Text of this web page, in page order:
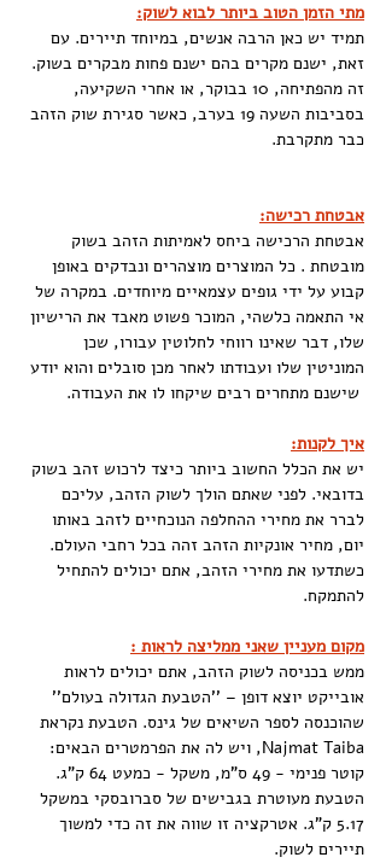
מתי הזמן הטוב ביותר לבוא לשוק:
תמיד יש כאן הרבה אנשים, במיוחד תיירים. עם
זאת, ישנם מקרים בהם ישנם פחות מבקרים בשוק.
זה מהפתיחה, 10 בבוקר, או אחרי השקיעה,
בסביבות השעה 19 בערב, כאשר סגירת שוק הזהב
כבר מתקרבת.
אבטחת רכישה:
אבטחת הרכישה ביחס לאמיתות הזהב בשוק
מובטחת . כל המוצרים מוצהרים ונבדקים באופן
קבוע על ידי גופים עצמאיים מיוחדים. במקרה של
אי התאמה כלשהי, המוכר פשוט מאבד את הרישיון
שלו, דבר שאינו רווחי לחלוטין עבורו, שכן
המוניטין שלו ועבודתו לאחר מכן סובלים והוא יודע
שישנם מתחרים רבים שיקחו לו את העבודה.
איך לקנות:
יש את הכלל החשוב ביותר כיצד לרכוש זהב בשוק
בדובאי. לפני שאתם הולך לשוק הזהב, עליכם
לברר את מחירי ההחלפה הנוכחיים לזהב באותו
יום, מחיר אונקיות הזהב זהה בכל רחבי העולם.
כשתדעו את מחירי הזהב, אתם יכולים להתחיל
להתמקח.
מקום מעניין שאני ממליצה לראות :
ממש בכניסה לשוק הזהב, אתם יכולים לראות
אובייקט יוצא דופן – ''הטבעת הגדולה בעולם''
שהוכנסה לספר השיאים של גינס. הטבעת נקראת
Najmat Taiba, ויש לה את הפרמטרים הבאים:
קוטר פנימי - 49 ס"מ, משקל - כמעט 64 ק"ג.
הטבעת מעוטרת בגבישים של סברובסקי במשקל
5.17 ק"ג. אטרקציה זו שווה את זה כדי למשוך
תיירים לשוק.